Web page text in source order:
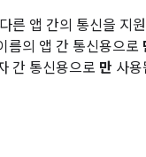
른 앱 간의 통신을 지
름의 앱 간 통신용으로
간 통신용으로 만 사용